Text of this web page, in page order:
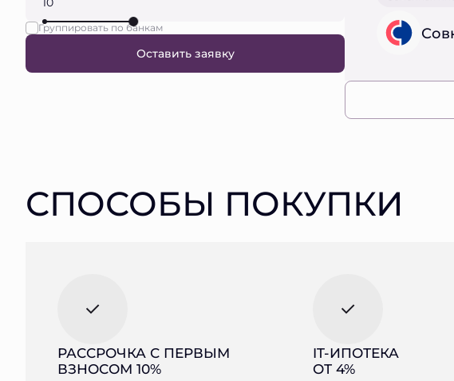
Группировать по банкам
Оставить заявку
СПОСОБЫ ПОКУПКИ
РАССРОЧКА С ПЕРВЫМ
ВЗНОСОМ 10%
IT-ИПОТЕКА
ОТ 4%